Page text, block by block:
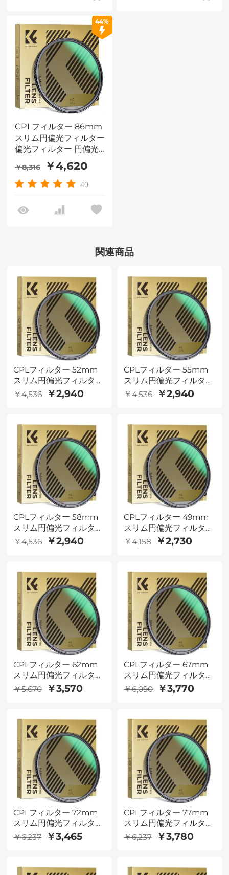
44%
CPLフィルター 86mm
スリム円偏光フィルター
偏光フィルター 円偏光
フィルター Nano-
Dazzleシリーズ
￥8,316 ￥4,620
40
関連商品
CPLフィルター 52mm
スリム円偏光フィルター
偏光フィルター 円偏光
フィルター Nano-
￥4,536 ￥2,940
CPLフィルター 55mm
スリム円偏光フィルター
偏光フィルター 円偏光
フィルター Nano-
￥4,536 ￥2,940
CPLフィルター 58mm
スリム円偏光フィルター
偏光フィルター 円偏光
フィルター Nano-
￥4,536 ￥2,940
CPLフィルター 49mm
スリム円偏光フィルター
偏光フィルター 円偏光
フィルター Nano-
￥4,158 ￥2,730
CPLフィルター 62mm
スリム円偏光フィルター
偏光フィルター 円偏光
￥5,670 ￥3,570
CPLフィルター 67mm
スリム円偏光フィルター
偏光フィルター 円偏光
￥6,090 ￥3,770
CPLフィルター 72mm
スリム円偏光フィルター
偏光フィルター 円偏光
フィルター Nano-
￥6,237 ￥3,465
CPLフィルター 77mm
スリム円偏光フィルター
偏光フィルター 円偏光
フィルター Nano-
￥6,237 ￥3,780